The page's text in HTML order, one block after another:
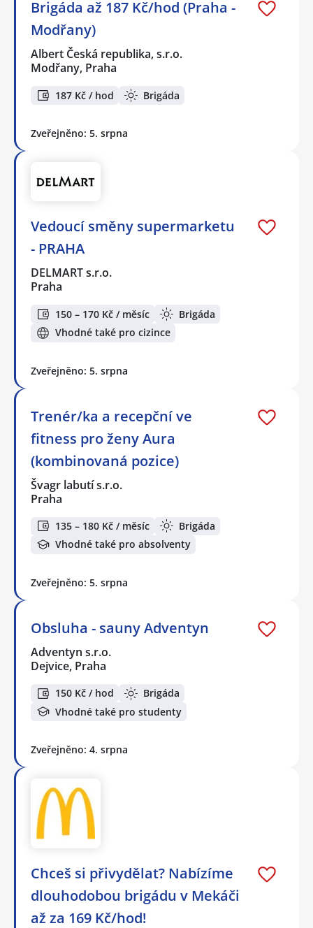
Brigáda až 187 Kč/hod (Praha -
Modřany)
Albert Česká republika, s.r.o.
Modřany, Praha
187 Kč / hod Brigáda
Zveřejněno: 5. srpna
Vedoucí směny supermarketu
- PRAHA
DELMART s.r.o.
Praha
150 – 170 Kč / měsíc
Brigáda
Vhodné také pro cizince
Zveřejněno: 5. srpna
Trenér/ka a recepční ve
fitness pro ženy Aura
(kombinovaná pozice)
Švagr labutí s.r.o.
Praha
135 – 180 Kč / měsíc
Brigáda
Vhodné také pro absolventy
Zveřejněno: 5. srpna
Obsluha - sauny Adventyn
Adventyn s.r.o.
Dejvice, Praha
150 Kč / hod
Brigáda
Vhodné také pro studenty
Zveřejněno: 4. srpna
Chceš si přivydělat? Nabízíme
dlouhodobou brigádu v Mekáči
až za 169 Kč/hod!